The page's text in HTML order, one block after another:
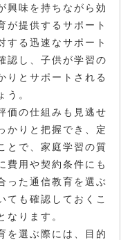
興味を持ちながら効
が提供するサポート
する迅速なサポート
認し、子供が学習の
りとサポートされる
う。
価の仕組みも見逃せ
かりと把握でき、定
とで、家庭学習の質
費用や契約条件にも
った通信教育を選ぶ
ても確認しておくこ
なります。
を選ぶ際には、目的